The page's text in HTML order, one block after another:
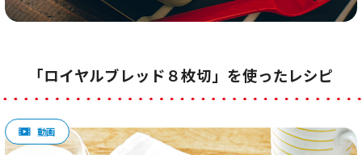
「ロイヤルブレッド８枚切」を使ったレシピ